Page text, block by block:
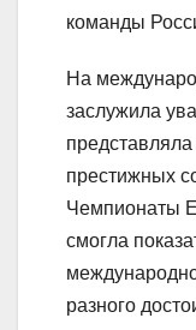
команды
На
заслужила
престижных
Чемпионаты
смогла
разного